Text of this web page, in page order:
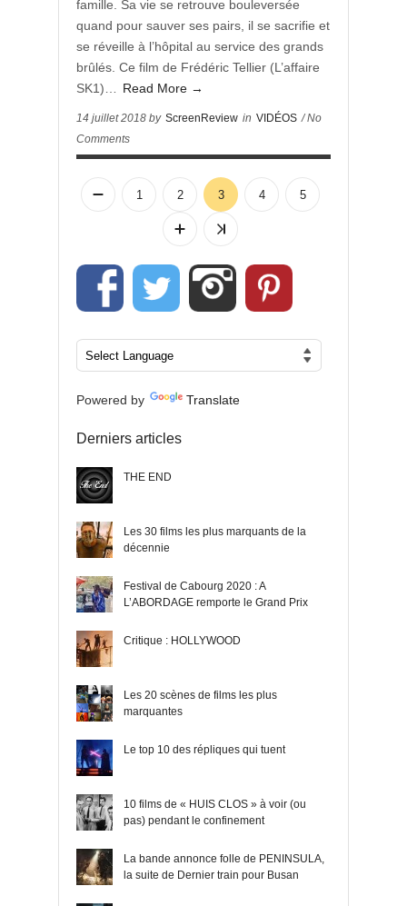
famille. Sa vie se retrouve bouleversée
quand pour sauver ses pairs, il se sacrifie et
se réveille à l’hôpital au service des grands
brûlés. Ce film de Frédéric Tellier (L’affaire
SK1)…
Read More →
14 juillet 2018 by ScreenReview in VIDÉOS / No
Comments
1 2 3 4 5
Powered by Translate
Derniers articles
THE END
Les 30 films les plus marquants de la
décennie
Festival de Cabourg 2020 : A
L’ABORDAGE remporte le Grand Prix
Critique : HOLLYWOOD
Les 20 scènes de films les plus
marquantes
Le top 10 des répliques qui tuent
10 films de « HUIS CLOS » à voir (ou
pas) pendant le confinement
La bande annonce folle de PENINSULA,
la suite de Dernier train pour Busan